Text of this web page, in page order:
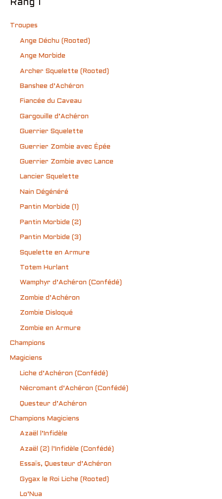
Rang 1
Troupes
Ange Déchu (Rooted)
Ange Morbide
Archer Squelette (Rooted)
Banshee d’Achéron
Fiancée du Caveau
Gargouille d’Achéron
Guerrier Squelette
Guerrier Zombie avec Épée
Guerrier Zombie avec Lance
Lancier Squelette
Nain Dégénéré
Pantin Morbide (1)
Pantin Morbide (2)
Pantin Morbide (3)
Squelette en Armure
Totem Hurlant
Wamphyr d’Achéron (Confédé)
Zombie d’Achéron
Zombie Disloqué
Zombie en Armure
Champions
Magiciens
Liche d’Achéron (Confédé)
Nécromant d’Achéron (Confédé)
Questeur d’Achéron
Champions Magiciens
Azaël l’Infidèle
Azaël (2) l’Infidèle (Confédé)
Essaïs, Questeur d’Achéron
Gygax le Roi Liche (Rooted)
Lo’Nua